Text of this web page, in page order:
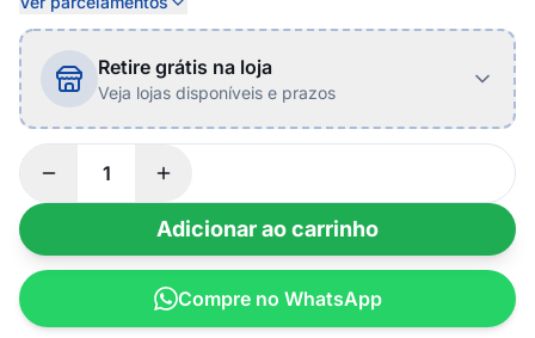
Retire grátis na loja
Veja lojas disponíveis e prazos
Adicionar ao carrinho
Compre no WhatsApp